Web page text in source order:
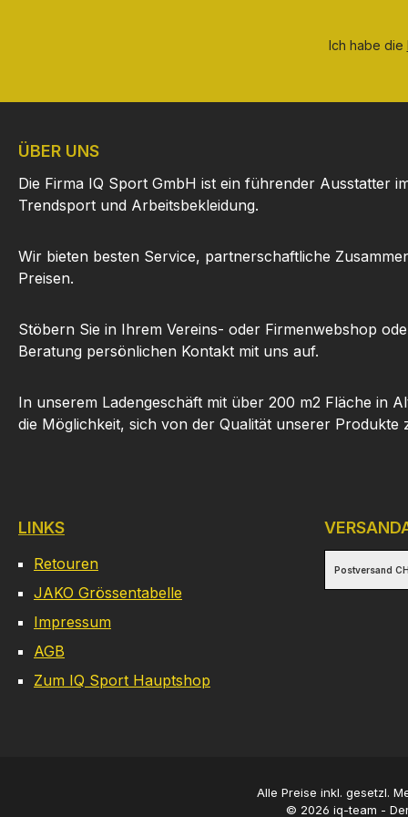
Ich habe die
ÜBER UNS
Die Firma IQ Sport GmbH ist ein führender Ausstatter
Trendsport und Arbeitsbekleidung.
Wir bieten besten Service, partnerschaftliche
Preisen.
Stöbern Sie in Ihrem Vereins- oder Firmenwebshop
Beratung persönlichen Kontakt mit uns auf.
In unserem Ladengeschäft mit über 200 m2 Fläche in
die Möglichkeit, sich von der Qualität unserer Produkte
LINKS
Retouren
JAKO Grössentabelle
Impressum
AGB
Zum IQ Sport Hauptshop
Postversand
Alle Preise inkl. gesetzl.
© 2026 iq-team -